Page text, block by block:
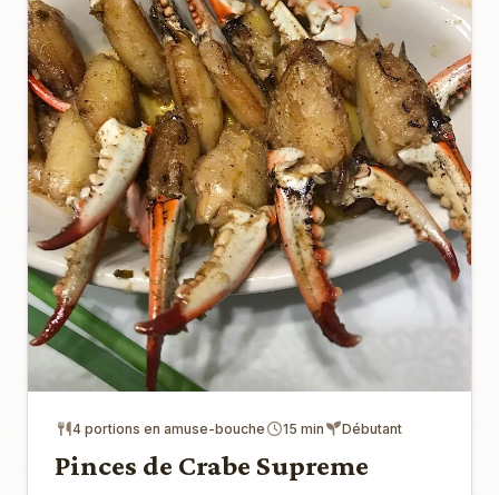
4 portions en amuse-bouche 15 min Débutant
Pinces de Crabe Supreme